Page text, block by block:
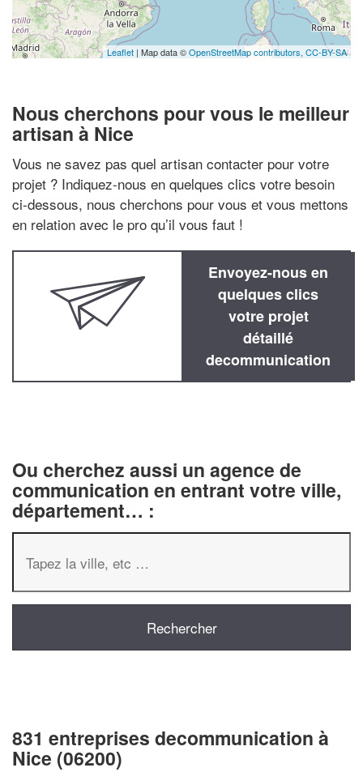
Leaflet | Map data ©OpenStreetMap contributors, CC-BY-SA
Nous cherchons pour vous le meilleur
artisan à Nice
Vous ne savez pas quel artisan contacter pour votre
projet ? Indiquez-nous en quelques clics votre besoin
ci-dessous, nous cherchons pour vous et vous mettons
en relation avec le pro qu’il vous faut !
Envoyez-nous en
quelques clics
votre projet
détaillé
decommunication
Ou cherchez aussi un agence de
communication en entrant votre ville,
département… :
831 entreprises decommunication à
Nice (06200)